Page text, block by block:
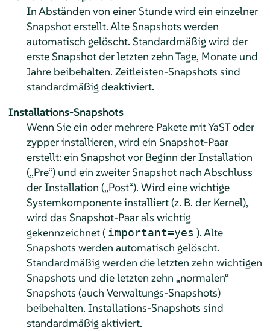
In Abständen von einer Stunde wird ein einzelner
Snapshot erstellt. Alte Snapshots werden
automatisch gelöscht. Standardmäßig wird der
erste Snapshot der letzten zehn Tage, Monate und
Jahre beibehalten. Zeitleisten-Snapshots sind
standardmäßig deaktiviert.
Installations-Snapshots
Wenn Sie ein oder mehrere Pakete mit YaST oder
zypper installieren, wird ein Snapshot-Paar
erstellt: ein Snapshot vor Beginn der Installation
(„Pre“) und ein zweiter Snapshot nach Abschluss
der Installation („Post“). Wird eine wichtige
Systemkomponente installiert (z. B. der Kernel),
wird das Snapshot-Paar als wichtig
gekennzeichnet ( important=yes ). Alte
Snapshots werden automatisch gelöscht.
Standardmäßig werden die letzten zehn wichtigen
Snapshots und die letzten zehn „normalen“
Snapshots (auch Verwaltungs-Snapshots)
beibehalten. Installations-Snapshots sind
standardmäßig aktiviert.